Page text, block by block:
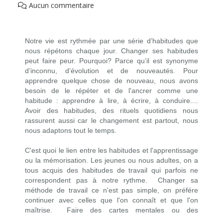
Aucun commentaire
Notre vie est rythmée par une série d’habitudes que
nous répétons chaque jour. Changer ses habitudes
peut faire peur. Pourquoi? Parce qu’il est synonyme
d’inconnu, d’évolution et de nouveautés. Pour
apprendre quelque chose de nouveau, nous avons
besoin de le répéter et de l'ancrer comme une
habitude : apprendre à lire, à écrire, à conduire....
Avoir des habitudes, des rituels quotidiens nous
rassurent aussi car le changement est partout, nous
nous adaptons tout le temps.
C'est quoi le lien entre les habitudes et l'apprentissage
ou la mémorisation. Les jeunes ou nous adultes, on a
tous acquis des habitudes de travail qui parfois ne
correspondent pas à notre rythme. Changer sa
méthode de travail ce n'est pas simple, on préfére
continuer avec celles que l'on connaît et que l'on
maîtrise. Faire des cartes mentales ou des